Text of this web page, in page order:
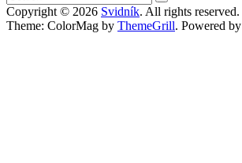
Copyright © 2026 Svidník. All rights reserved.
Theme: ColorMag by ThemeGrill. Powered by